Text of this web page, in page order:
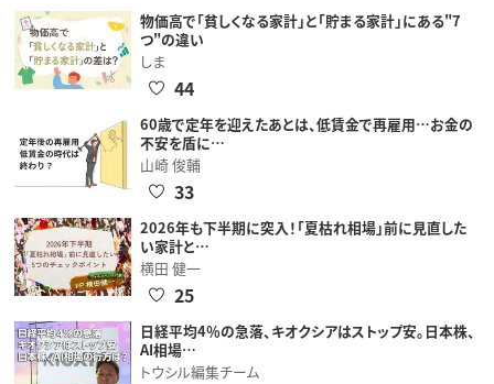
物価高で「貧しくなる家計」と「貯まる家計」にある"7
つ"の違い
しま
44
60歳で定年を迎えたあとは、低賃金で再雇用…お金の
不安を盾に…
山崎 俊輔
33
2026年も下半期に突入！「夏枯れ相場」前に見直した
い家計と…
横田 健一
25
日経平均4％の急落、キオクシアはストップ安。日本株、
AI相場…
トウシル編集チーム